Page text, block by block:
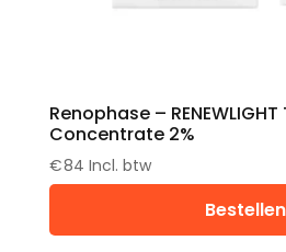
Renophase –
Concentrate 2%
€84 Incl. btw
Bestellen